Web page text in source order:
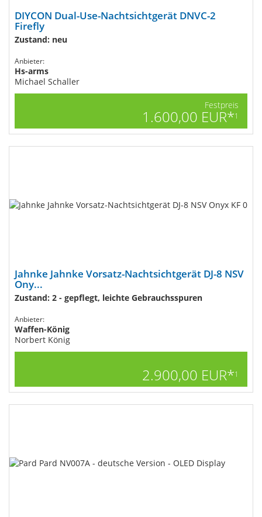
DIYCON Dual-Use-Nachtsichtgerät DNVC-2
Firefly
Zustand: neu
Anbieter:
Hs-arms
Michael Schaller
Festpreis
1.600,00 EUR*1
Jahnke Jahnke Vorsatz-Nachtsichtgerät DJ-8 NSV
Ony...
Zustand: 2 - gepflegt, leichte Gebrauchsspuren
Anbieter:
Waffen-König
Norbert König
2.900,00 EUR*1